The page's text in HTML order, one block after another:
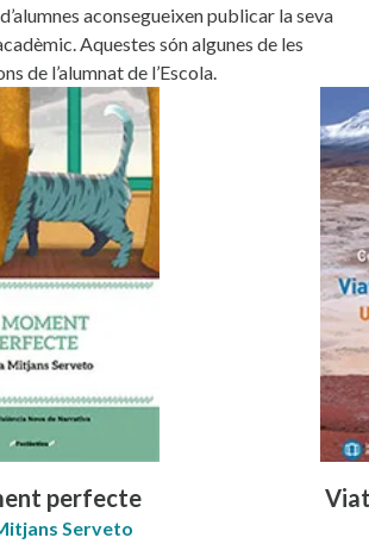
aconsegueixen publicar la seva
Aquestes són algunes de les
de l’alumnat de l’Escola.
perfecte
Serveto